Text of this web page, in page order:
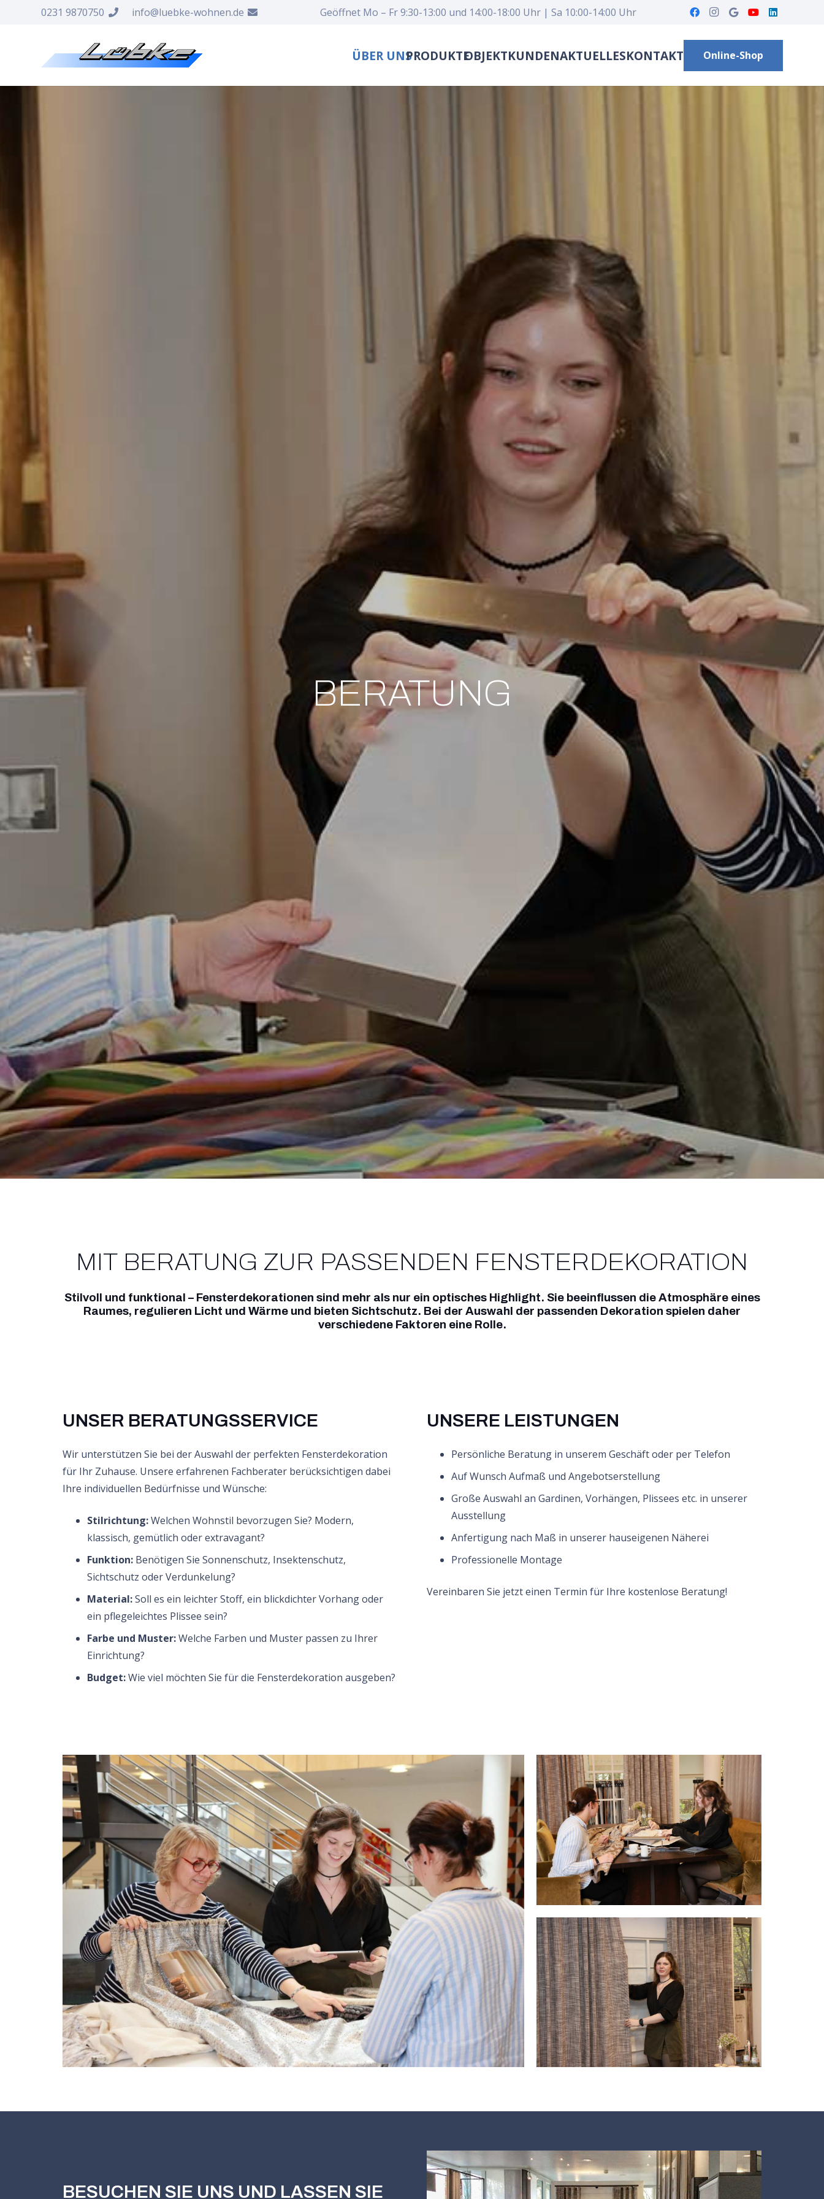
0231 9870750 info@luebke-wohnen.de Geöffnet Mo – Fr 9:30-13:00 und 14:00-18:00 Uhr | Sa 10:00-14:00 Uhr
ÜBER UNSPRODUKTEOBJEKTKUNDENAKTUELLESKONTAKT Online-Shop
BERATUNG
MIT BERATUNG ZUR PASSENDEN FENSTERDEKORATION
Stilvoll und funktional – Fensterdekorationen sind mehr als nur ein optisches Highlight. Sie beeinflussen die Atmosphäre eines
Raumes, regulieren Licht und Wärme und bieten Sichtschutz. Bei der Auswahl der passenden Dekoration spielen daher
verschiedene Faktoren eine Rolle.
UNSER BERATUNGSSERVICE
Wir unterstützen Sie bei der Auswahl der perfekten Fensterdekoration
für Ihr Zuhause. Unsere erfahrenen Fachberater berücksichtigen dabei
Ihre individuellen Bedürfnisse und Wünsche:
Stilrichtung:Welchen Wohnstil bevorzugen Sie? Modern,
klassisch, gemütlich oder extravagant?
Funktion: Benötigen Sie Sonnenschutz, Insektenschutz,
Sichtschutz oder Verdunkelung?
Material:Soll es ein leichter Stoff, ein blickdichter Vorhang oder
ein pflegeleichtes Plissee sein?
Farbe und Muster:Welche Farben und Muster passen zu Ihrer
Einrichtung?
Budget:Wie viel möchten Sie für die Fensterdekoration ausgeben?
UNSERE LEISTUNGEN
Persönliche Beratung in unserem Geschäft oder per Telefon
Auf Wunsch Aufmaß und Angebotserstellung
Große Auswahl an Gardinen, Vorhängen, Plissees etc. in unserer
Ausstellung
Anfertigung nach Maß in unserer hauseigenen Näherei
Professionelle Montage
Vereinbaren Sie jetzt einen Termin für Ihre kostenlose Beratung!
BESUCHEN SIE UNS UND LASSEN SIE